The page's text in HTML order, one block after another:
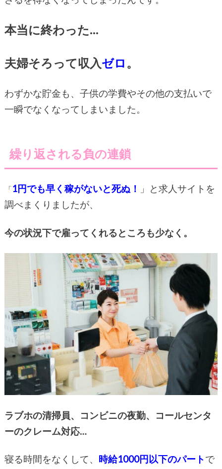
本当に終わった…
夫婦そろって収入ゼロ 。
わずかな貯金も、子供の学費やその他の支払いで
一瞬でなくなってしまいました。
繰り返される負の連鎖
「1円でも早く稼がないと死ぬ！
」と求人サイトを
調べまくりましたが、
今の状況下で雇ってくれるところも少なく。
ラブホの清掃員、コンビニの夜勤、コールセンタ
ーのクレーム対応…
寝る時間をなくして、 時給1000円以下のパートで